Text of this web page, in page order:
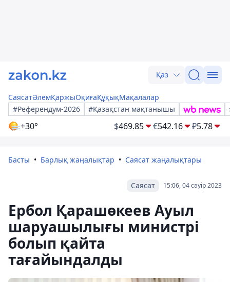
Қаз
СаясатӘлемҚаржыОқиғаҚұқықМақалалар
#Референдум-2026
#Қазақстан мақтанышы
+30° $469.85 €542.16 ₽5.78
Басты Барлық жаңалықтар Саясат жаңалықтары
15:06, 04 сәуір 2023
Саясат
Ербол Қарашөкеев Ауыл
шаруашылығы министрі
болып қайта
тағайындалды